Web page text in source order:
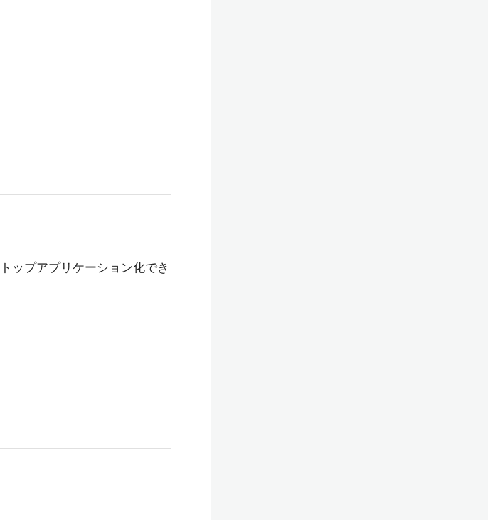
ップアプリケーション化でき